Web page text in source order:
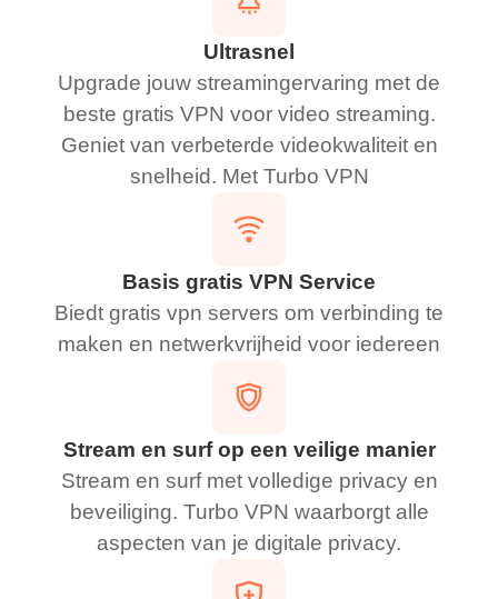
Ultrasnel
Upgrade jouw streamingervaring met de
beste gratis VPN voor video streaming.
Geniet van verbeterde videokwaliteit en
snelheid. Met Turbo VPN
Basis gratis VPN Service
Biedt gratis vpn servers om verbinding te
maken en netwerkvrijheid voor iedereen
Stream en surf op een veilige manier
Stream en surf met volledige privacy en
beveiliging. Turbo VPN waarborgt alle
aspecten van je digitale privacy.